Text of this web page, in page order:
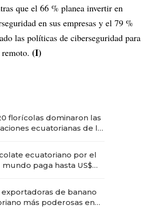
que el 66 % planea invertir en
en sus empresas y el 79 %
las políticas de ciberseguridad para
(I)
florícolas dominaron las
ecuatorianas de la
ecuatoriano por el
paga hasta US$
exportadoras de banano
más poderosas en